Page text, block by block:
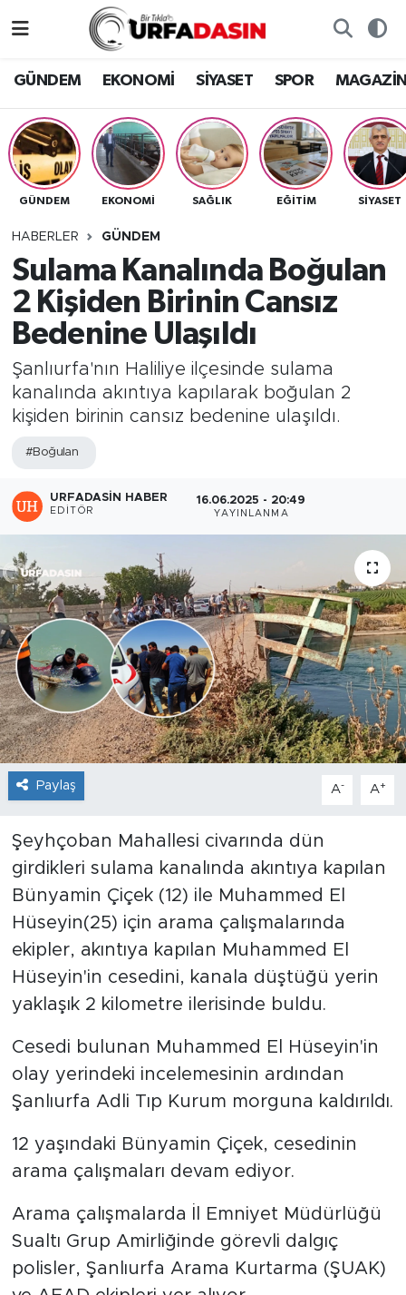
GÜNDEM EKONOMİ SİYASET SPOR
GÜNDEM EKONOMİ SAĞLIK EĞITIM SİYASET
HABERLER GÜNDEM
Sulama Kanalında Boğulan
2 Kişiden Birinin Cansız
Bedenine Ulaşıldı
Şanlıurfa'nın Haliliye ilçesinde sulama
kanalında akıntıya kapılarak boğulan 2
kişiden birinin cansız bedenine ulaşıldı.
#Boğulan
URFADASIN HABER
EDITÖR
16.06.2025 - 20:49
YAYINLANMA
Paylaş A- A+
Şeyhçoban Mahallesi civarında dün
girdikleri sulama kanalında akıntıya kapılan
Bünyamin Çiçek (12) ile Muhammed El
Hüseyin(25) için arama çalışmalarında
ekipler, akıntıya kapılan Muhammed El
Hüseyin'in cesedini, kanala düştüğü yerin
yaklaşık 2 kilometre ilerisinde buldu.
Cesedi bulunan Muhammed El Hüseyin'in
olay yerindeki incelemesinin ardından
Şanlıurfa Adli Tıp Kurum morguna kaldırıldı.
12 yaşındaki Bünyamin Çiçek, cesedinin
arama çalışmaları devam ediyor.
Arama çalışmalarda İl Emniyet Müdürlüğü
Sualtı Grup Amirliğinde görevli dalgıç
polisler, Şanlıurfa Arama Kurtarma (ŞUAK)
EKONOMİ
SİYASET
SPOR
SAĞLIK
TEKNOLOJİ
OTOMOBİL
Gizlilik ve Güvenlik Politikası
İletişim
Nöbetçi Eczaneler
Hava Durumu
Namaz Vakitleri
Trafik Durumu
Tüm Manşetler
Son Dakika Haberleri
Haber Arşivi